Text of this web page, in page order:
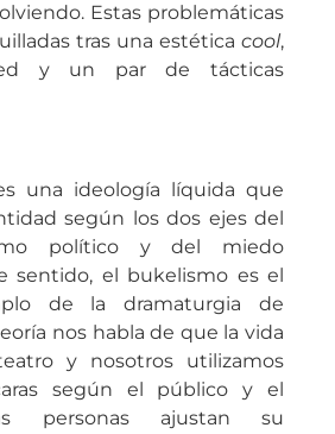
Estas problemáticas
tras una estéticacool,
y un par de tácticas
una ideología líquida que
según los dos ejes del
político y del miedo
sentido, el bukelismo es el
de la dramaturgia de
nos habla de que la vida
y nosotros utilizamos
según el público y el
personas ajustan su